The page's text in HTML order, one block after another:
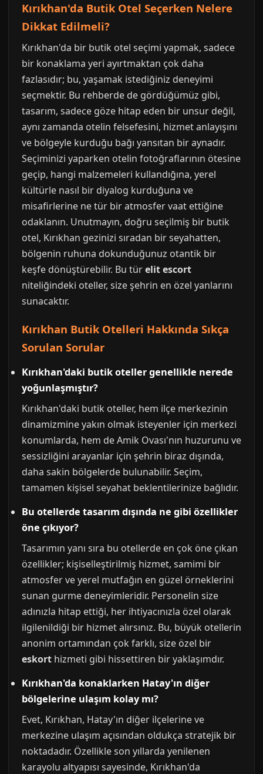
Kırıkhan'da Butik Otel Seçerken Nelere
Dikkat Edilmeli?
Kırıkhan'da bir butik otel seçimi yapmak, sadece
bir konaklama yeri ayırtmaktan çok daha
fazlasıdır; bu, yaşamak istediğiniz deneyimi
seçmektir. Bu rehberde de gördüğümüz gibi,
tasarım, sadece göze hitap eden bir unsur değil,
aynı zamanda otelin felsefesini, hizmet anlayışını
ve bölgeyle kurduğu bağı yansıtan bir aynadır.
Seçiminizi yaparken otelin fotoğraflarının ötesine
geçip, hangi malzemeleri kullandığına, yerel
kültürle nasıl bir diyalog kurduğuna ve
misafirlerine ne tür bir atmosfer vaat ettiğine
odaklanın. Unutmayın, doğru seçilmiş bir butik
otel, Kırıkhan gezinizi sıradan bir seyahatten,
bölgenin ruhuna dokunduğunuz otantik bir
keşfe dönüştürebilir. Bu türelit escort
niteliğindeki oteller, size şehrin en özel yanlarını
sunacaktır.
Kırıkhan Butik Otelleri Hakkında Sıkça
Sorulan Sorular
Kırıkhan'daki butik oteller genellikle nerede
yoğunlaşmıştır?
Kırıkhan'daki butik oteller, hem ilçe merkezinin
dinamizmine yakın olmak isteyenler için merkezi
konumlarda, hem de Amik Ovası'nın huzurunu ve
sessizliğini arayanlar için şehrin biraz dışında,
daha sakin bölgelerde bulunabilir. Seçim,
tamamen kişisel seyahat beklentilerinize bağlıdır.
Bu otellerde tasarım dışında ne gibi özellikler
öne çıkıyor?
Tasarımın yanı sıra bu otellerde en çok öne çıkan
özellikler; kişiselleştirilmiş hizmet, samimi bir
atmosfer ve yerel mutfağın en güzel örneklerini
sunan gurme deneyimleridir. Personelin size
adınızla hitap ettiği, her ihtiyacınızla özel olarak
ilgilenildiği bir hizmet alırsınız. Bu, büyük otellerin
anonim ortamından çok farklı, size özel bir
eskort hizmeti gibi hissettiren bir yaklaşımdır.
Kırıkhan'da konaklarken Hatay'ın diğer
bölgelerine ulaşım kolay mı?
Evet, Kırıkhan, Hatay'ın diğer ilçelerine ve
merkezine ulaşım açısından oldukça stratejik bir
noktadadır. Özellikle son yıllarda yenilenen
karayolu altyapısı sayesinde, Kırıkhan'da